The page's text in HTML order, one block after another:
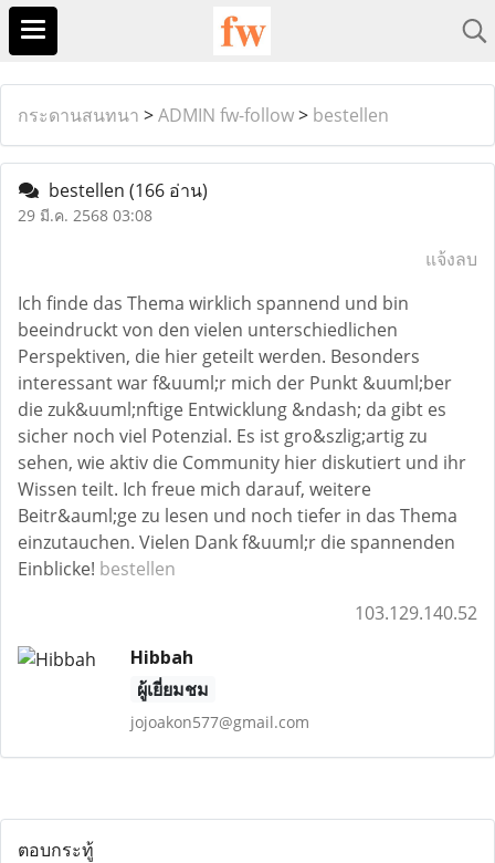
กระดานสนทนา >ADMIN fw-follow> bestellen
bestellen (166 อ่าน)
29 มี.ค. 2568 03:08
แจ้งลบ
Ich finde das Thema wirklich spannend und bin
beeindruckt von den vielen unterschiedlichen
Perspektiven, die hier geteilt werden. Besonders
interessant war f&uuml;r mich der Punkt &uuml;ber
die zuk&uuml;nftige Entwicklung &ndash; da gibt es
sicher noch viel Potenzial. Es ist gro&szlig;artig zu
sehen, wie aktiv die Community hier diskutiert und ihr
Wissen teilt. Ich freue mich darauf, weitere
Beitr&auml;ge zu lesen und noch tiefer in das Thema
einzutauchen. Vielen Dank f&uuml;r die spannenden
Einblicke! bestellen
103.129.140.52
Hibbah
ผู้เยี่ยมชม
jojoakon577@gmail.com
ตอบกระทู้